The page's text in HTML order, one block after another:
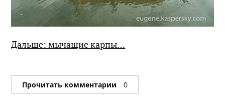
Дальше: мычащие карпы…
Прочитать комментарии 0